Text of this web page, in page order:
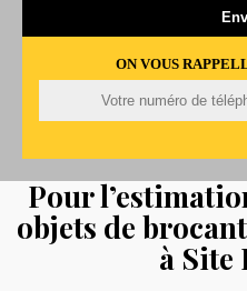
ON VOUS
Pour
objets de
à Site